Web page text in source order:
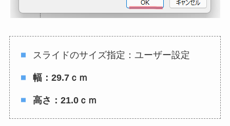
スライドのサイズ指定：ユーザー設定
幅：29.7ｃｍ
高さ：21.0ｃｍ